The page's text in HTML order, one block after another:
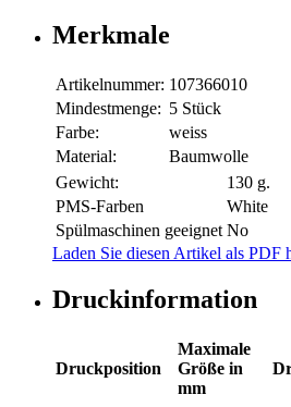
Merkmale
Artikelnummer: 107366010
Mindestmenge: 5 Stück
Farbe:
weiss
Material:
Baumwolle
Gewicht:
130 g.
PMS-Farben
White
Spülmaschinen geeignet No
Laden Sie diesen Artikel als PDF
Druckinformation
Druckposition
Maximale
Größe in
mm